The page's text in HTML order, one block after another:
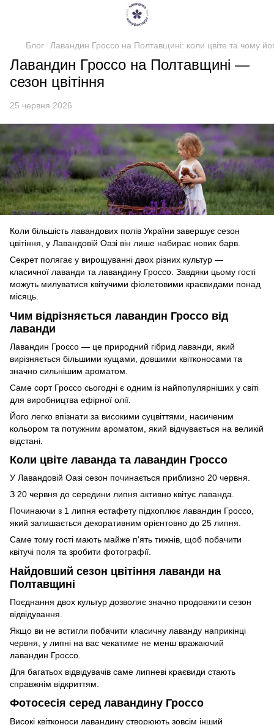
Блог Лавандин Гроссо на Полтавщині: коли цвіте та чому
Лавандин Гроссо на Полтавщині —
сезон цвітіння
25 червня 2026
Коли більшість лавандових полів України завершує сезон
цвітіння, у Лавандовій Оазі він лише набирає нових барв.
Секрет полягає у вирощуванні двох різних культур —
класичної лаванди та лавандину Гроссо. Завдяки цьому гості
можуть милуватися квітучими фіолетовими краєвидами понад
місяць.
Чим відрізняється лавандин Гроссо від
лаванди
Лавандин Гроссо — це природний гібрид лаванди, який
вирізняється більшими кущами, довшими квітконосами та
значно сильнішим ароматом.
Саме сорт Гроссо сьогодні є одним із найпопулярніших у світі
для виробництва ефірної олії.
Його легко впізнати за високими суцвіттями, насиченим
кольором та потужним ароматом, який відчувається на великій
відстані.
Коли цвіте лаванда та лавандин Гроссо
У Лавандовій Оазі сезон починається приблизно 20 червня.
З 20 червня до середини липня активно квітує лаванда.
Починаючи з 1 липня естафету підхоплює лавандин Гроссо,
який залишається декоративним орієнтовно до 25 липня.
Саме тому гості мають майже п'ять тижнів, щоб побачити
квітучі поля та зробити фотографії.
Найдовший сезон цвітіння лаванди на
Полтавщині
Поєднання двох культур дозволяє значно продовжити сезон
відвідування.
Якщо ви не встигли побачити класичну лаванду наприкінці
червня, у липні на вас чекатиме не менш вражаючий
лавандин Гроссо.
Для багатьох відвідувачів саме липневі краєвиди стають
справжнім відкриттям.
Фотосесія серед лавандину Гроссо
Високі квітконоси лавандину створюють зовсім інший